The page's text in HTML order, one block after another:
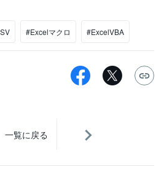
#Excelマクロ #ExcelVBA
一覧に戻る